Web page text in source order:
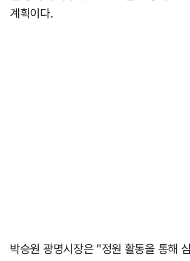
계획이다.
박승원 광명시장은 "정원 활동을 통해